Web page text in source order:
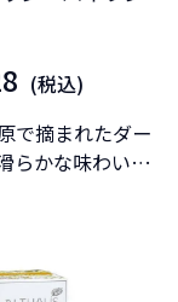
(税込)
で摘まれたダー
らかな味わい